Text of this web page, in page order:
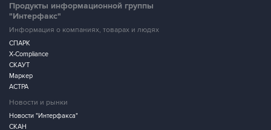
Продукты информационной группы
"Интерфакс"
Информация о компаниях, товарах и людях
СПАРК
X-Compliance
СКАУТ
Маркер
АСТРА
Новости и рынки
Новости "Интерфакса"
СКАН